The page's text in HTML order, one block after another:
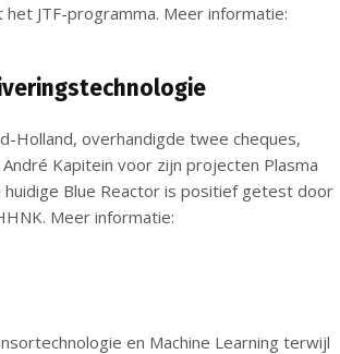
JTF-programma. Meer informatie:
Holland, overhandigde twee cheques,
Kapitein voor zijn projecten Plasma
Blue Reactor is positief getest door
Meer informatie:
en Machine Learning terwijl